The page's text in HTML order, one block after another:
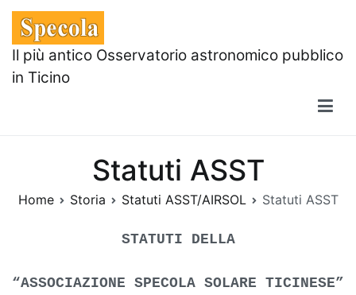
Skip
content
Il più antico Osservatorio astronomico pubblico
in Ticino
Statuti ASST
Home Storia Statuti ASST/AIRSOL Statuti ASST
STATUTI DELLA
“ASSOCIAZIONE SPECOLA SOLARE TICINESE”